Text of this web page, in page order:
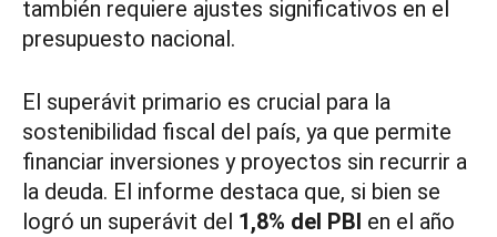
también requiere ajustes significativos en el
presupuesto nacional.
El superávit primario es crucial para la
sostenibilidad fiscal del país, ya que permite
financiar inversiones y proyectos sin recurrir a
la deuda. El informe destaca que, si bien se
logró un superávit del 1,8% del PBI en el año